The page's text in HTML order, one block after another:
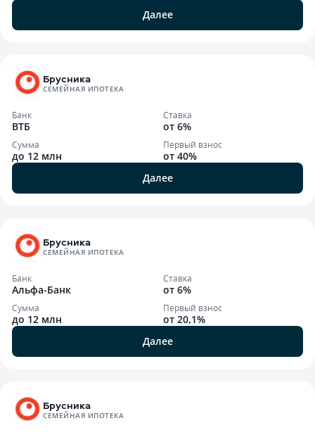
Далее
Брусника
СЕМЕЙНАЯ ИПОТЕКА
Банк
ВТБ
Ставка
от 6%
Сумма
до 12 млн
Первый взнос
от 40%
Далее
Брусника
СЕМЕЙНАЯ ИПОТЕКА
Банк
Альфа-Банк
Ставка
от 6%
Сумма
до 12 млн
Первый взнос
от 20,1%
Далее
Брусника
СЕМЕЙНАЯ ИПОТЕКА